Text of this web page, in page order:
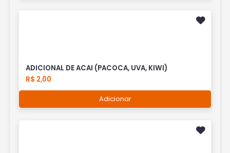
ADICIONAL DE ACAI (PACOCA, UVA, KIWI)
R$ 2,00
Adicionar